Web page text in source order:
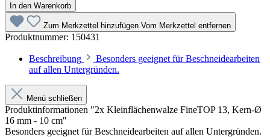
In den Warenkorb
Zum Merkzettel hinzufügen Vom Merkzettel entfernen
Produktnummer: 150431
Beschreibung
Besonders geeignet für Beschneidearbeiten
auf allen Untergründen.
Menü schließen
Produktinformationen "2x Kleinflächenwalze FineTOP 13, Kern-Ø
16 mm - 10 cm"
Besonders geeignet für Beschneidearbeiten auf allen Untergründen.